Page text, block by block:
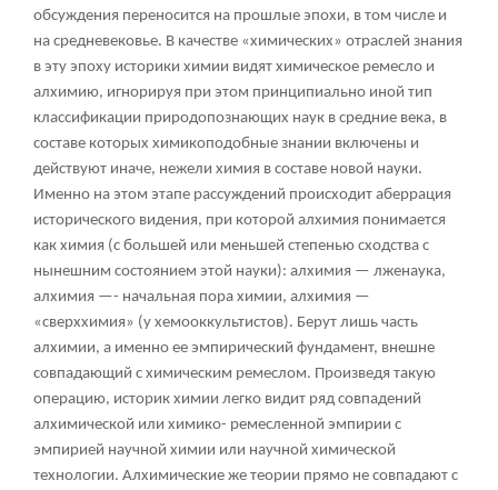
обсуждения переносится на прошлые эпохи, в том числе и
на средневековье. В качестве «химических» отраслей знания
в эту эпоху историки химии видят химическое ремесло и
алхимию, игнорируя при этом принципиально иной тип
классификации природопознающих наук в средние века, в
составе которых химикоподобные знании включены и
действуют иначе, нежели химия в составе новой науки.
Именно на этом этапе рассуждений происходит аберрация
исторического видения, при которой алхимия понимается
как химия (с большей или меньшей степенью сходства с
нынешним состоянием этой науки): алхимия — лженаука,
алхимия —- начальная пора химии, алхимия —
«сверххимия» (у хемооккультистов). Берут лишь часть
алхимии, а именно ее эмпирический фундамент, внешне
совпадающий с химическим ремеслом. Произведя такую
операцию, историк химии легко видит ряд совпадений
алхимической или химико- ремесленной эмпирии с
эмпирией научной химии или научной химической
технологии. Алхимические же теории прямо не совпадают с